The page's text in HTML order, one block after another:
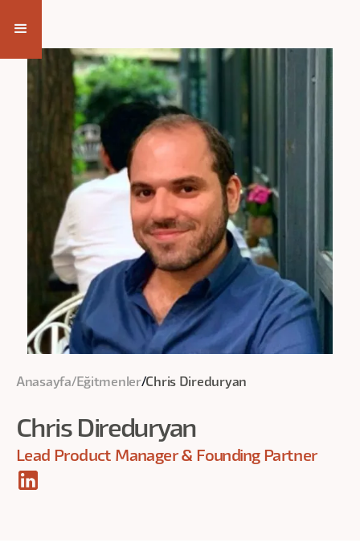
Anasayfa/ Eğitmenler/Chris Direduryan
Chris Direduryan
Lead Product Manager & Founding Partner